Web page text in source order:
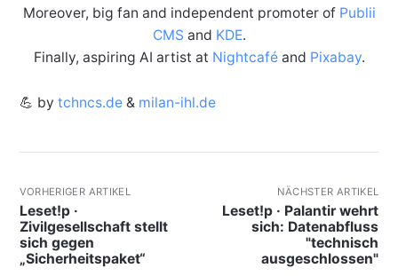
Moreover, big fan and independent promoter of Publii
CMS and KDE.
Finally, aspiring AI artist at Nightcaféand Pixabay.
💪 by tchncs.de& milan-ihl.de
VORHERIGER ARTIKEL
Leset!p ·
Zivilgesellschaft stellt
sich gegen
„Sicherheitspaket“
NÄCHSTER ARTIKEL
Leset!p · Palantir wehrt
sich: Datenabfluss
"technisch
ausgeschlossen"